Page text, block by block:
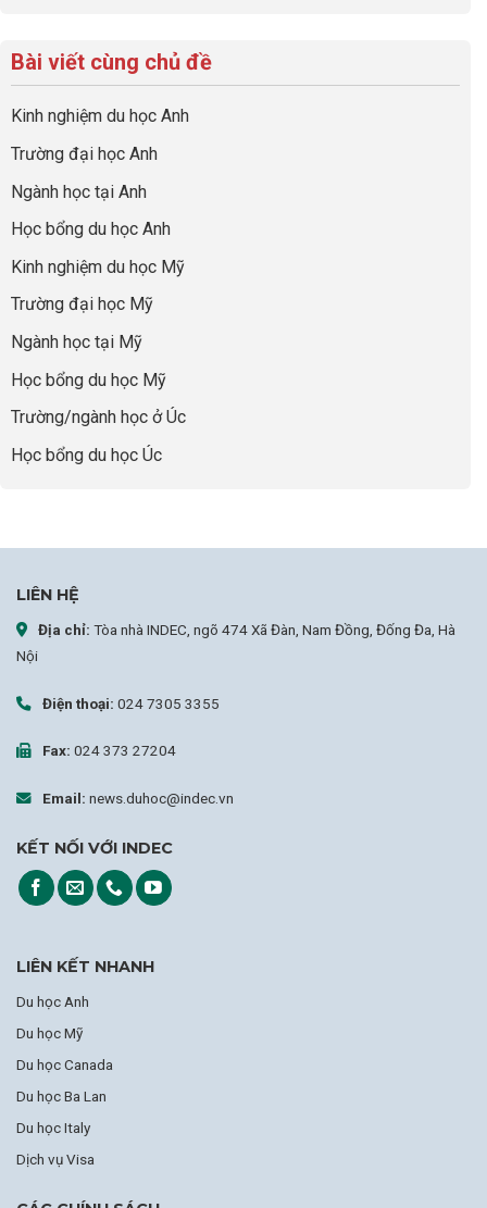
nhưng
thiếu
lực”
Thành
“Bước
Đệm
Vàng”
Cất
Cánh
Bí
quyết
không
giờ
chọn
sự
chuyến
hành
trình
tiền
trạm
Anh
quốc
cùng
CEO
INDEC
luận
Startup
Cho
Bầu
Học
50%
Global
Leaders
Anh
Quốc:
Chiến
Lược
Nâng
Tầm
Hồ
Bài viết cùng chủ đề
Kinh nghiệm du học Anh
Trường đại học Anh
Ngành học tại Anh
Học bổng du học Anh
Kinh nghiệm du học Mỹ
Trường đại học Mỹ
Ngành học tại Mỹ
Học bổng du học Mỹ
Trường/ngành học ở Úc
Học bổng du học Úc
LIÊN HỆ
Địa chỉ: Tòa nhà INDEC, ngõ 474 Xã Đàn, Nam Đồng, Đống Đa, Hà
Nội
Điện thoại: 024 7305 3355
Fax: 024 373 27204
Email: news.duhoc@indec.vn
KẾT NỐI VỚI INDEC
LIÊN KẾT NHANH
Du học Anh
Du học Mỹ
Du học Canada
Du học Ba Lan
Du học Italy
Dịch vụ Visa